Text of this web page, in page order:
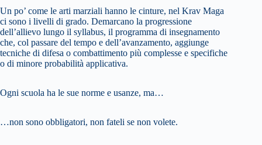
Un po’ come le arti marziali hanno le cinture, nel Krav Maga
ci sono i livelli di grado. Demarcano la progressione
dell’allievo lungo il syllabus, il programma di insegnamento
che, col passare del tempo e dell’avanzamento, aggiunge
tecniche di difesa o combattimento più complesse e specifiche
o di minore probabilità applicativa.
Ogni scuola ha le sue norme e usanze, ma…
…non sono obbligatori, non fateli se non volete.